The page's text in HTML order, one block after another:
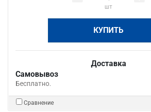
шт
КУПИТЬ
Доставка
Самовывоз
Бесплатно.
Сравнение